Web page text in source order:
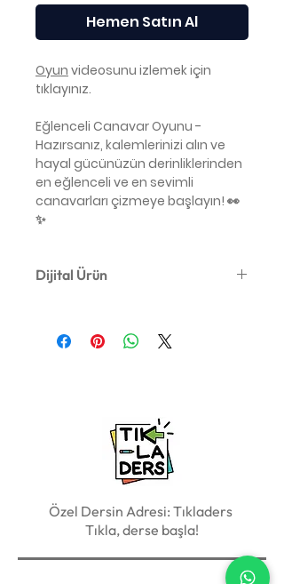
Hemen Satın Al
Oyun videosunu izlemek için
tıklayınız.
Eğlenceli Canavar Oyunu -
Hazırsanız, kalemlerinizi alın ve
hayal gücünüzün derinliklerinden
en eğlenceli ve en sevimli
canavarları çizmeye başlayın! 👀
✨
Dijital Ürün
Basılı malzeme dahil değildir.
A4 boyutundadır.
Özel Dersin Adresi: Tıkladers
Tıkla, derse başla!